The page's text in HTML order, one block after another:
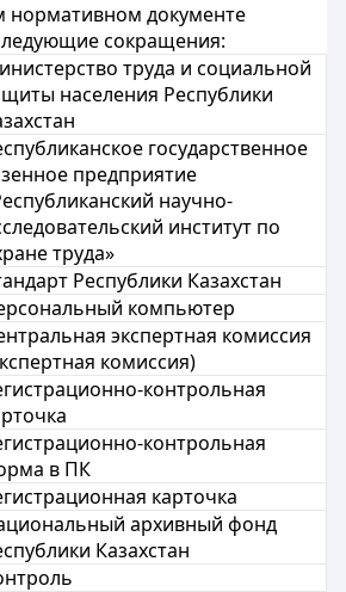
нормативном документе
сокращения:
труда и социальной
населения Республики
государственное
предприятие
научно-
институт по
труда»
Республики Казахстан
компьютер
экспертная комиссия
комиссия)
контрольная
контрольная
в ПК
карточка
архивный фонд
Казахстан